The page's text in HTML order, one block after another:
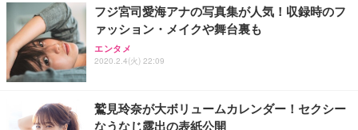
フジ宮司愛海アナの写真集が人気！収録時のフ
ァッション・メイクや舞台裏も
エンタメ
2020.2.4(火) 22:09
鷲見玲奈が大ボリュームカレンダー！セクシー
なうなじ露出の表紙公開